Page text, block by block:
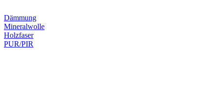
Dämmung
Mineralwolle
Holzfaser
PUR/PIR